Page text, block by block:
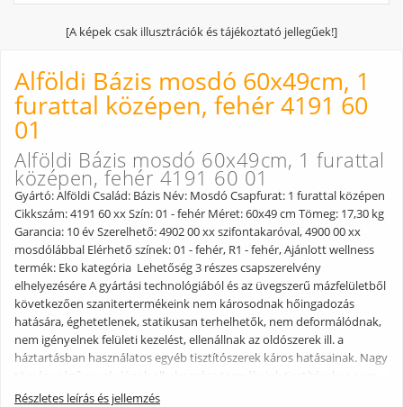
[A képek csak illusztrációk és tájékoztató jellegűek!]
Alföldi Bázis mosdó 60x49cm, 1
furattal középen, fehér 4191 60
01
Alföldi Bázis mosdó 60x49cm, 1 furattal
középen, fehér 4191 60 01
Gyártó: Alföldi Család: Bázis Név: Mosdó Csapfurat: 1 furattal középen
Cikkszám: 4191 60 xx Szín: 01 - fehér Méret: 60x49 cm Tömeg: 17,30 kg
Garancia: 10 év Szerelhető: 4902 00 xx szifontakaróval, 4900 00 xx
mosdólábbal Elérhető színek: 01 - fehér, R1 - fehér, Ajánlott wellness
termék: Eko kategória Lehetőség 3 részes csapszerelvény
elhelyezésére A gyártási technológiából és az üvegszerű mázfelületből
következően szanitertermékeink nem károsodnak hőingadozás
hatására, éghetetlenek, statikusan terhelhetők, nem deformálódnak,
nem igényelnek felületi kezelést, ellenállnak az oldószerek ill. a
háztartásban használatos egyéb tisztítószerek káros hatásainak. Nagy
töménységű savak, lúgok alkalmazása termékeink tisztításakor nem
ajánlott, mivel azok rendszeres használat esetén megbontják a
Részletes leírás és jellemzés